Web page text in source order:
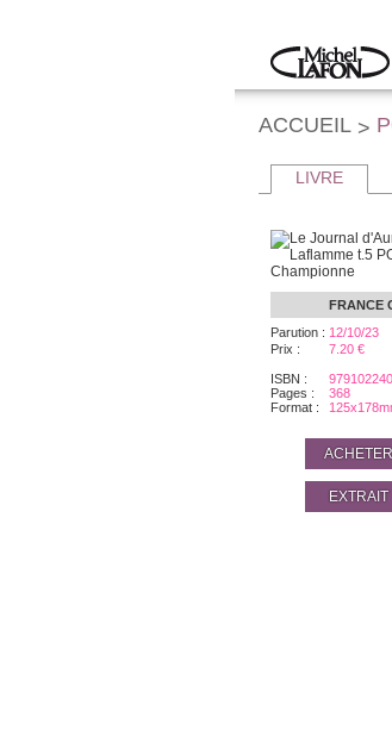
Accueil
ACCUEIL >
LIVRE
FRANCE
Parution : 12/10/23
Prix : 7.20 €
ISBN :
Pages :
368
Format :
ACHETER
EXTRAIT